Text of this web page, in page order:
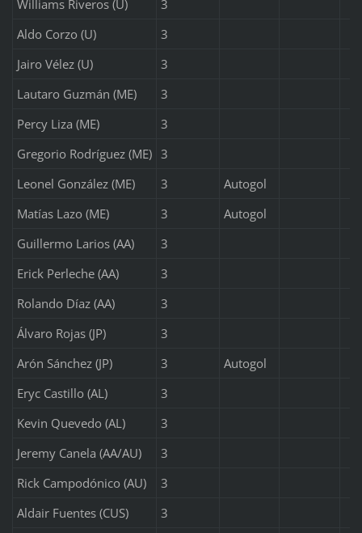
Williams Riveros (U)
3
Aldo Corzo (U)
3
Jairo Vélez (U)
3
Lautaro Guzmán (ME)
3
Percy Liza (ME)
3
Gregorio Rodríguez (ME) 3
Leonel González (ME)
3
Autogol
Matías Lazo (ME)
3
Autogol
Guillermo Larios (AA)
3
Erick Perleche (AA)
3
Rolando Díaz (AA)
3
Álvaro Rojas (JP)
3
Arón Sánchez (JP)
3
Autogol
Eryc Castillo (AL)
3
Kevin Quevedo (AL)
3
Jeremy Canela (AA/AU)
3
Rick Campodónico (AU)
3
Aldair Fuentes (CUS)
3